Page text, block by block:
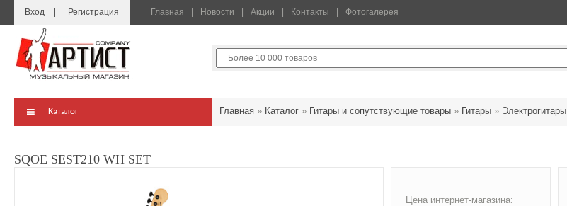
Вход Регистрация Главная Новости Акции Контакты Фотогалерея
Каталог Главная » Каталог » Гитары и сопутствующие товары » Гитары » Электрогитары
SQOE SEST210 WH SET
Цена интернет-магазина: